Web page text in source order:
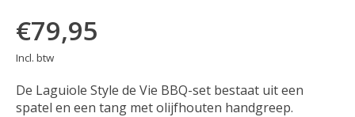
€79,95
Incl. btw
De Laguiole Style de Vie BBQ-set bestaat uit een
spatel en een tang met olijfhouten handgreep.